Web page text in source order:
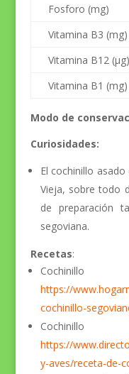
Fosforo (mg)
Vitamina B3 (mg)
Vitamina B12 (µg)
Vitamina B1 (mg)
Modo de
Curiosidades:
El cochinillo
Vieja, sobre todo
de preparación
segoviana.
Recetas:
https://
cochinillo-
https://
y-aves/receta-de-